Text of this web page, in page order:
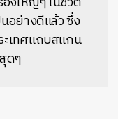
อย่างดีแล้ว ซึ่ง
เทศแถบสแกน
ดๆ